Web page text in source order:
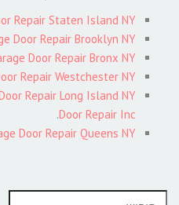
Repair Staten Island NY
Door Repair Brooklyn NY
Door Repair Bronx NY
Repair Westchester NY
Repair Long Island NY
Door Repair Inc
.
Door Repair Queens NY